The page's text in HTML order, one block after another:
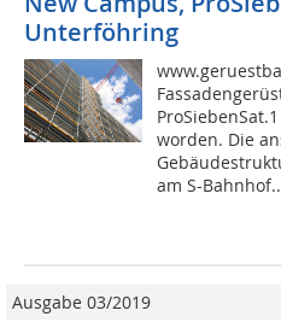
Unterföhring
worden. Die
am S-
Ausgabe 03/2019